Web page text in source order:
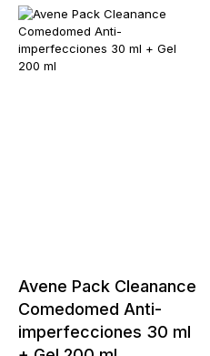
Avene Pack Cleanance
Comedomed Anti-
imperfecciones 30 ml